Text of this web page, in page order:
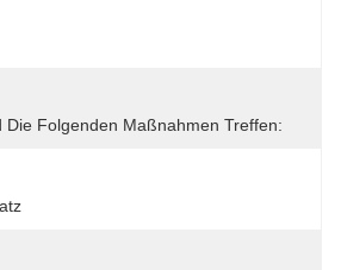
Die Folgenden Maßnahmen Treffen: